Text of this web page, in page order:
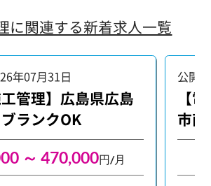
に関連する新着求人一覧
年07月31日
工管理】広島県広島
ランクOK
～ 470,000円/月
公開
【
市
件